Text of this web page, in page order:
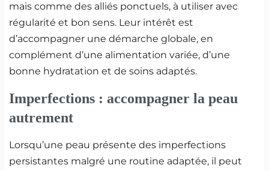
mais comme des alliés ponctuels, à utiliser avec
régularité et bon sens. Leur intérêt est
d’accompagner une démarche globale, en
complément d’une alimentation variée, d’une
bonne hydratation et de soins adaptés.
Imperfections : accompagner la peau
autrement
Lorsqu’une peau présente des imperfections
persistantes malgré une routine adaptée, il peut